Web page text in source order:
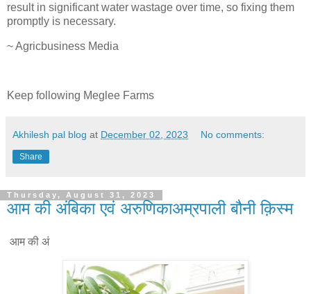
result in significant water wastage over time, so fixing them
promptly is necessary.
~ Agricbusiness Media
Keep following Meglee Farms
Akhilesh pal blog at December 02, 2023 No comments:
Share
Thursday, August 31, 2023
आम की अंबिका एवं अरुणिकाअम्रपाली बौनी क़िस्म
आम की अं